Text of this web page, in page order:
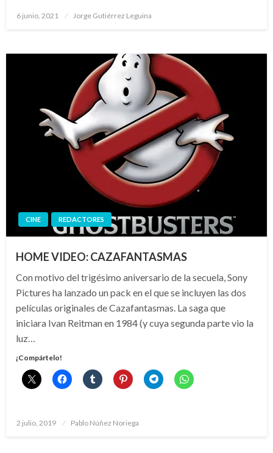
Publicado
6 junio, 2021 Jorge Gutiérrez Leguina
CINE REDACTORES
HOME VIDEO: CAZAFANTASMAS
Con motivo del trigésimo aniversario de la secuela, Sony
Pictures ha lanzado un pack en el que se incluyen las dos
películas originales de Cazafantasmas. La saga que
iniciara Ivan Reitman en 1984 (y cuya segunda parte vio la
luz…
¡Compártelo!
Publicado
2 julio, 2019 Pablo Núñez Noriega